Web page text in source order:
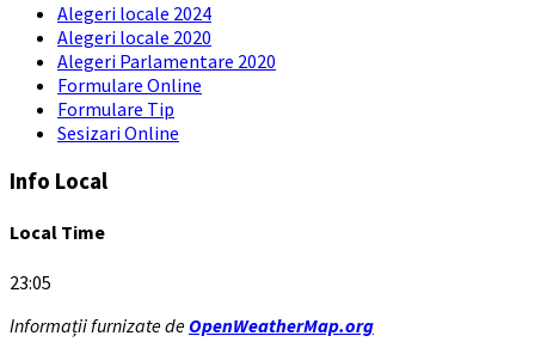
Alegeri locale 2024
Alegeri locale 2020
Alegeri Parlamentare 2020
Formulare Online
Formulare Tip
Sesizari Online
Info Local
Local Time
23:05
Informații furnizate de OpenWeatherMap.org